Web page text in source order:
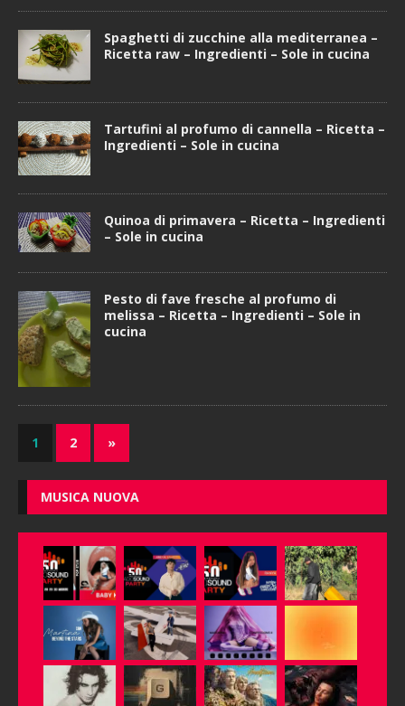
Spaghetti di zucchine alla mediterranea –
Ricetta raw – Ingredienti – Sole in cucina
Tartufini al profumo di cannella – Ricetta –
Ingredienti – Sole in cucina
Quinoa di primavera – Ricetta – Ingredienti
– Sole in cucina
Pesto di fave fresche al profumo di
melissa – Ricetta – Ingredienti – Sole in
cucina
1 2 »
MUSICA NUOVA